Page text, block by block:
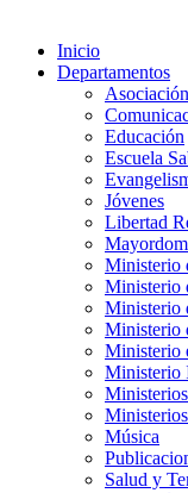
Inicio
Departamentos
Educación
Escuela
Jóvenes
Libertad
Ministerio
Ministerio
Ministerio
Ministerio
Ministerio
Ministerio
Música
Salud y